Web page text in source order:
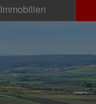
Immobilien